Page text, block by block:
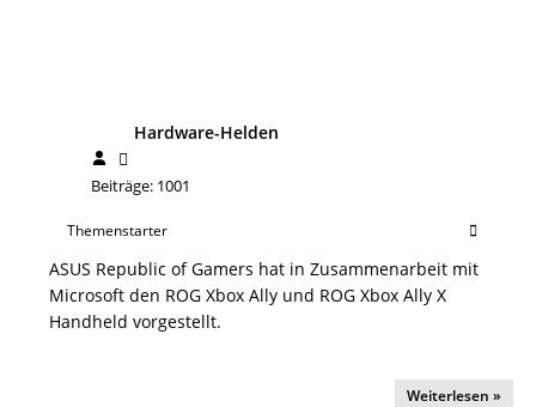
Hardware-Helden
Beiträge: 1001
Themenstarter
ASUS Republic of Gamers hat in Zusammenarbeit mit
Microsoft den ROG Xbox Ally und ROG Xbox Ally X
Handheld vorgestellt.
Weiterlesen »